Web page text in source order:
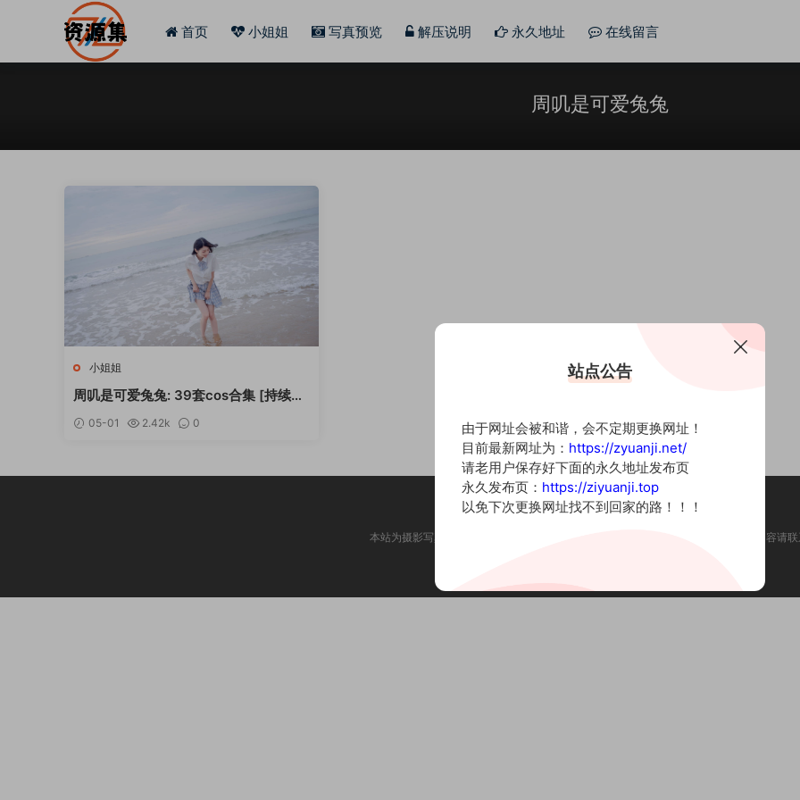
首页 小姐姐 写真预览 解压说明 永久地址 在线留言
周叽是可爱兔兔
小姐姐
周叽是可爱兔兔: 39套cos合集 [持续更
05-01 2.42k 0
本站为摄影写真图片网站，内容来自网络收集整理，仅作个人学习使用。如有违法内容请
站点公告
由于网址会被和谐，会不定期更换网址！
目前最新网址为： https://zyuanji.net/
请老用户保存好下面的永久地址发布页
永久发布页： https://ziyuanji.top
以免下次更换网址找不到回家的路！！！